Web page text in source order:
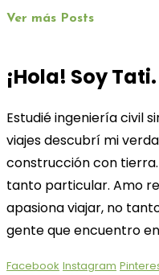
Ver más Posts
¡Hola! Soy Tati.
Estudié ingeniería civil
viajes descubrí mi
construcción con tierra.
tanto particular. Amo
apasiona viajar, no
gente que encuentro
Facebook Instagram